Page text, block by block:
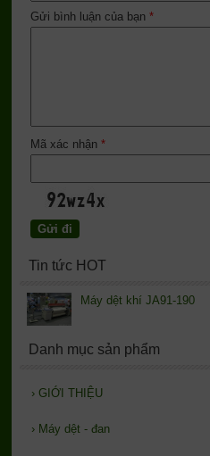
Gửi bình luận của bạn *
Mã xác nhận *
Tin tức HOT
Máy dệt khí JA91-190
Danh mục sản phẩm
› GIỚI THIỆU
› Máy dệt - đan